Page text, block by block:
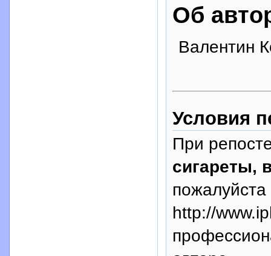
Об
Валентин
Условия
При
сигареты,
пожалуйста
http://